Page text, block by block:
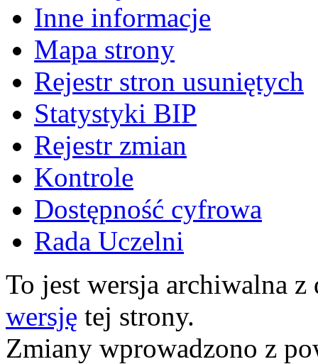
Inne informacje
Mapa strony
Rejestr stron usuniętych
Statystyki BIP
Rejestr zmian
Kontrole
Dostępność cyfrowa
Rada Uczelni
To jest wersja archiwalna
wersję tej strony.
Zmiany wprowadzono z